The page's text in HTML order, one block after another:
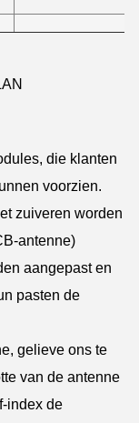
die klanten
voorzien.
zuiveren worden
antenne)
aangepast en
pasten de
gelieve ons te
van de antenne
index de